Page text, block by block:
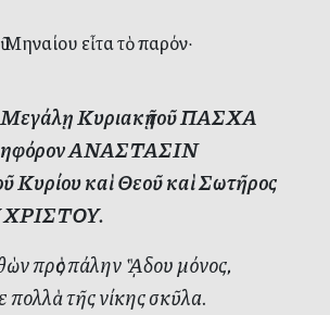
Μηναίου εἶτα τὸ παρόν·
Μεγάλῃ Κυριακῇ τοῦ ΠΑΣΧΑ
ΑΝΑΣΤΑΣΙΝ
Κυρίου καὶ Θεοῦ καὶ Σωτῆρος
ΧΡΙΣΤΟΥ.
πρὸς πάλην ᾋδου μόνος,
τῆς νίκης σκῦλα.